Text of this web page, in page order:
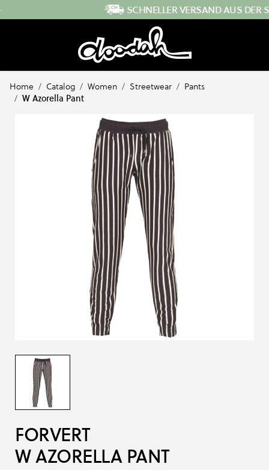
SCHNELLER VERSAND AUS DER SCHWEIZ
Home / Catalog / Women / Streetwear / Pants
/ W Azorella Pant
FORVERT
W AZORELLA PANT